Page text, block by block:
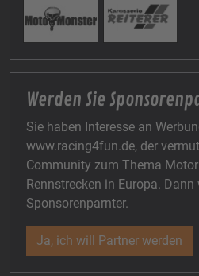
Werden Sie
Sie haben Interesse an
www.racing4fun.de, der
Community zum Thema
Rennstrecken in Europa.
Sponsorenparnter.
Ja, ich will Partner werden